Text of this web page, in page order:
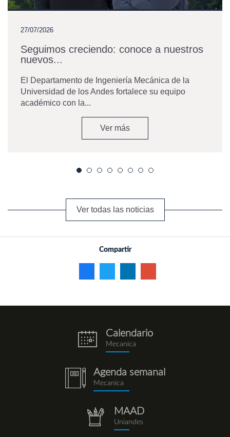
27/07/2026
Seguimos creciendo: conoce a nuestros
nuevos...
El Departamento de Ingeniería Mecánica de la
Universidad de los Andes fortalece su equipo
académico con la...
Ver más
Ver todas las noticias
Compartir
eventos.png
Calendario
Mecanica
notebook
(1).png
Agenda semanal
Mecanica
repositorio.png
MAAD
Uniandes